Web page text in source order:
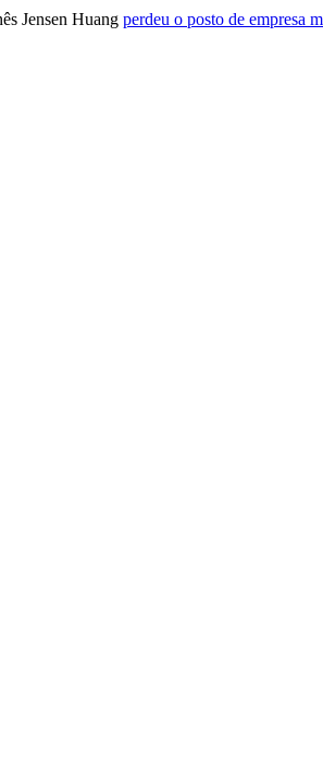
Jensen Huang perdeu o posto de empresa